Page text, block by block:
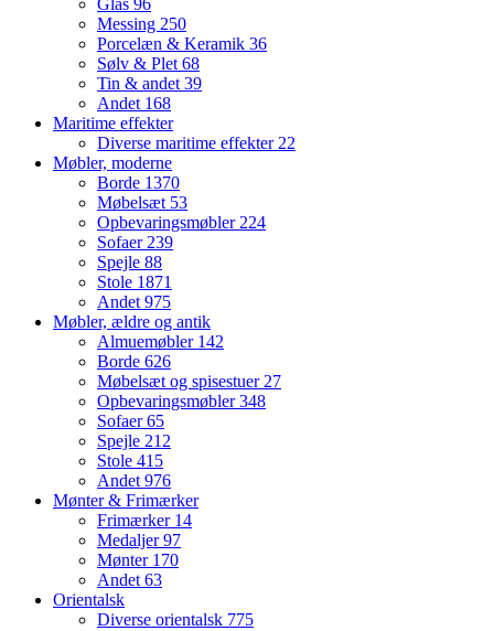
Messing 250
Porcelæn & Keramik 36
Sølv & Plet 68
Tin & andet 39
Andet 168
Maritime effekter
Diverse maritime effekter 22
Møbler, moderne
Borde 1370
Møbelsæt 53
Opbevaringsmøbler 224
Sofaer 239
Spejle 88
Stole 1871
Andet 975
Møbler, ældre og antik
Almuemøbler 142
Borde 626
Møbelsæt og spisestuer 27
Opbevaringsmøbler348
Sofaer65
Spejle 212
Stole 415
Andet 976
Mønter & Frimærker
Frimærker 14
Medaljer97
Mønter 170
Andet 63
Orientalsk
Diverse orientalsk 775